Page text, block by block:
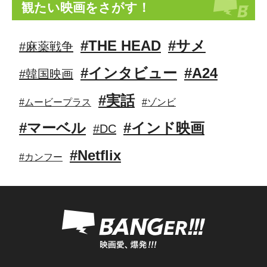
観たい映画をさがす！
#麻薬戦争 #THE HEAD #サメ
#韓国映画 #インタビュー #A24
#ムービープラス #実話 #ゾンビ
#マーベル #DC #インド映画
#カンフー #Netflix